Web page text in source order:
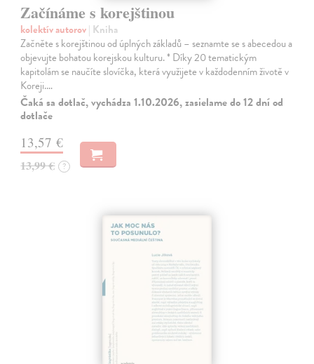
Začínáme s korejštinou
kolektív autorov| Kniha
Začněte s korejštinou od úplných základů – seznamte se s abecedou a
objevujte bohatou korejskou kulturu. * Díky 20 tematickým
kapitolám se naučíte slovíčka, která využijete v každodenním životě v
Koreji.…
Čaká sa dotlač, vychádza 1.10.2026, zasielame do 12 dní od
dotlače
13,57 €
13,99 € ?